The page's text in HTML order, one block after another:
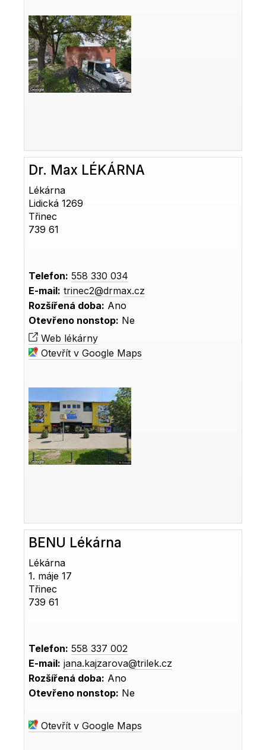
Dr. Max LÉKÁRNA
Lékárna
Lidická 1269
Třinec
739 61
Telefon: 558 330 034
E-mail: trinec2@drmax.cz
Rozšířená doba: Ano
Otevřeno nonstop: Ne
Web lékárny
Otevřít v Google Maps
BENU Lékárna
Lékárna
1. máje 17
Třinec
739 61
Telefon: 558 337 002
E-mail: jana.kajzarova@trilek.cz
Rozšířená doba: Ano
Otevřeno nonstop: Ne
Otevřít v Google Maps